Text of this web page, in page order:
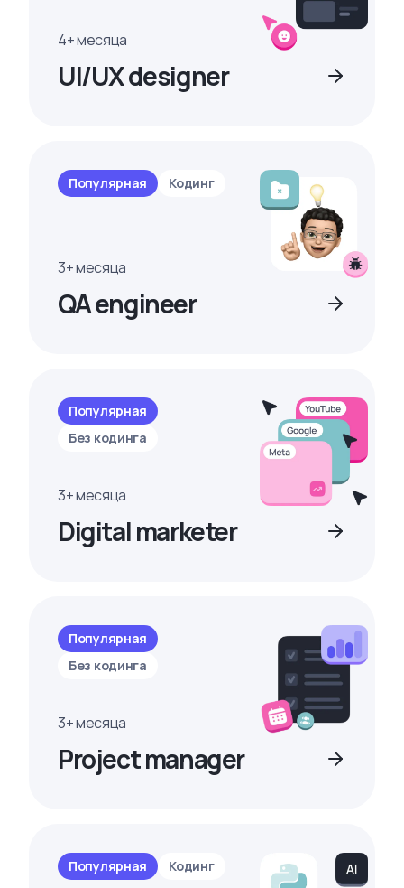
4+ месяца
UI/UX designer
Популярная Кодинг
3+ месяца
QA engineer
Популярная
Без кодинга
3+ месяца
Digital marketer
Популярная
Без кодинга
3+ месяца
Project manager
Популярная Кодинг